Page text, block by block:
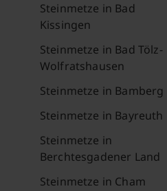
Steinmetze in Bad
Kissingen
Steinmetze in Bad Tölz-
Wolfratshausen
Steinmetze in Bamberg
Steinmetze in Bayreuth
Steinmetze in
Berchtesgadener Land
Steinmetze in Cham